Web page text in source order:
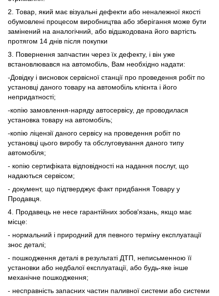
2. Товар, який має візуальні дефекти або неналежної якості
обумовлені процесом виробництва або зберігання може бути
замінений на аналогічний, або відшкодована його вартість
протягом 14 днів після покупки
3. Повернення запчастин через їх дефекту, і він уже
встановлювався на автомобіль, Вам необхідно надати:
-Довідку і висновок сервісної станції про проведення робіт по
установці даного товару на автомобіль клієнта і його
непридатності;
-копію замовлення-наряду автосервісу, де проводилася
установка товару на автомобіль;
-копію ліцензії даного сервісу на проведення робіт по
установці цього виробу та обслуговування даного типу
автомобіля;
- копію сертифіката відповідності на надання послуг, що
надаються сервісом;
- документ, що підтверджує факт придбання Товару у
Продавця.
4. Продавець не несе гарантійних зобов'язань, якщо має
місце:
- нормальний і природний для певного терміну експлуатації
знос деталі;
- пошкодження деталі в результаті ДТП, неписьменною її
установки або недбалої експлуатації, або будь-яке інше
механічне пошкодження;
- несправність запасних частин паливної системи або системи